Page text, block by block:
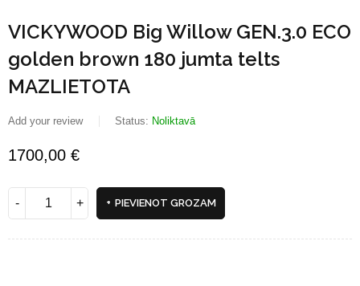
VICKYWOOD Big Willow GEN.3.0 ECO
golden brown 180 jumta telts
MAZLIETOTA
Add your review Status: Noliktavā
1700,00 €
PIEVIENOT GROZAM